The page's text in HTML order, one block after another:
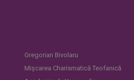
Gregorian Bivolaru
Mișcarea Charismatică Teofanică